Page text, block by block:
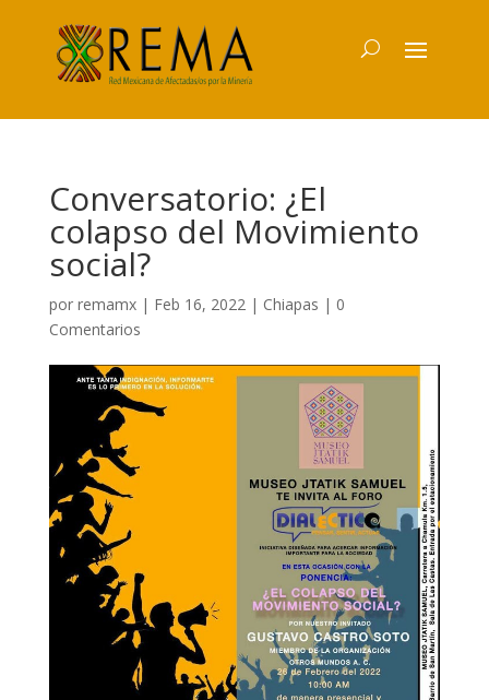
Conversatorio: ¿El
colapso del Movimiento
social?
por remamx| Feb 16, 2022| Chiapas | 0
Comentarios